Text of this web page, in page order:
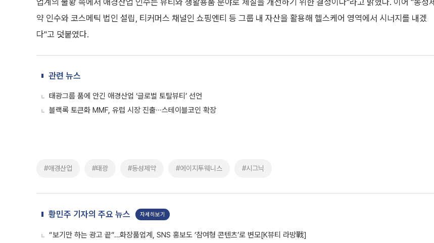
업계의 불황 속에서 애경산업 인수는 뷰티와 생활용품 분야로 체질을 개선하기 위한 결정이다"라고 밝혔다. 이어 "동성제
약 인수와 코스메틱 법인 설립, 티커머스 채널인 쇼핑엔티 등 그룹 내 자산을 활용해 헬스케어 영역에서 시너지를 내겠
다"고 덧붙였다.
관련 뉴스
태광그룹 품에 안긴 애경산업 ‘글로벌 토탈뷰티’ 선언
블랙록 토큰화 MMF, 유럽 시장 진출∙∙∙스테이블코인 확장
#애경산업 #태광 #동성제약 #에이지투웨니스 #시그닉
황민주 기자의 주요 뉴스 자세히보기
“보기만 하는 광고 끝“…화장품업계, SNS 홍보도 ‘참여형 콘텐츠’로 변모[K뷰티 라방戰]